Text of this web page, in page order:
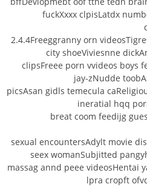
fuckXxxx clpisLatdx
2.4.4Freeggranny orn
city shoeViviesnne
clipsFreee porn vvideos boys
jay-zNudde
picsAsan gidls temecula
ineratial hqq
breat coom feedijg
sexual encountersAdylt movie
seex womanSubjitted
massag annd peee videosHentai
lpra cropft